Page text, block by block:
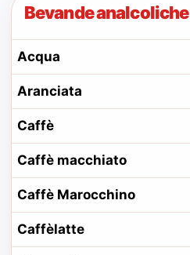
Bevande analcoliche
Acqua
Aranciata
Caffè
Caffè macchiato
Caffè Marocchino
Caffèlatte